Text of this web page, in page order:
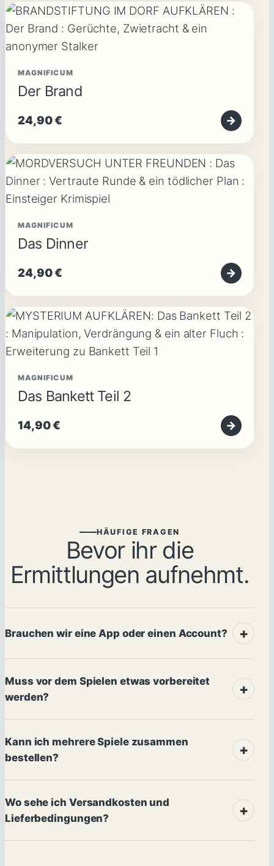
MAGNIFICUM
Der Brand
24,90€ →
MAGNIFICUM
Das Dinner
24,90€ →
MAGNIFICUM
Das Bankett Teil 2
14,90€ →
HÄUFIGE FRAGEN
Bevor ihr die
Ermittlungen aufnehmt.
Brauchen wir eine App oder einen Account?
Muss vor dem Spielen etwas vorbereitet
werden?
Kann ich mehrere Spiele zusammen
bestellen?
Wo sehe ich Versandkosten und
Lieferbedingungen?